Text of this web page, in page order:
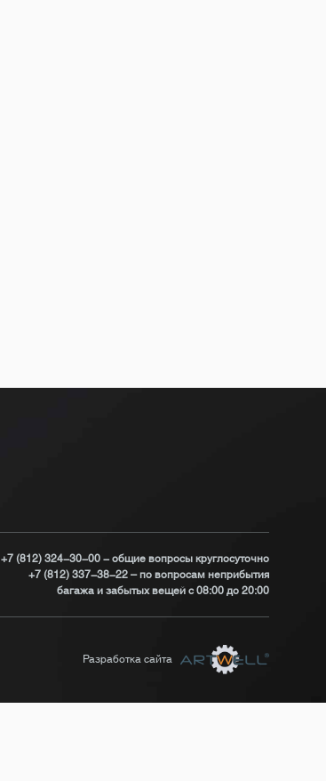
+7 (812) 324-30-00 - общие вопросы круглосуточно
+7 (812) 337-38-22 – по вопросам неприбытия
багажа и забытых вещей с 08:00 до 20:00
Разработка сайта